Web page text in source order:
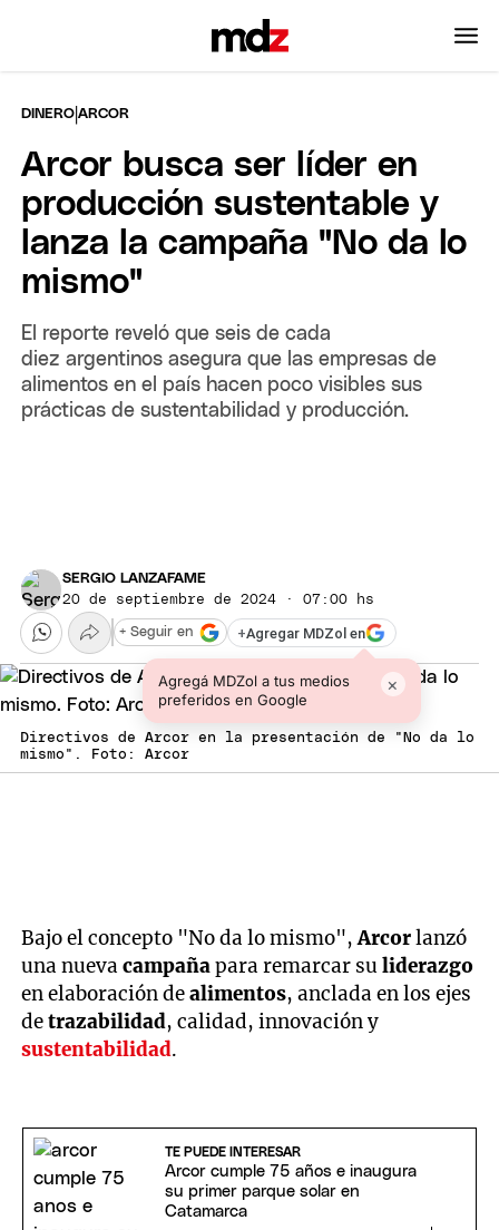
DINERO |ARCOR
Arcor busca ser líder en
producción sustentable y
lanza la campaña "No da lo
mismo"
El reporte reveló que seis de cada
diez argentinos asegura que las empresas de
alimentos en el país hacen poco visibles sus
prácticas de sustentabilidad y producción.
SERGIO LANZAFAME
20 de septiembre de 2024 · 07:00 hs
+Agregar MDZol en
Agregá MDZol a tus medios
preferidos en Google
×
+ Seguir en
Directivos de Arcor en la presentación de "No da lo
mismo". Foto: Arcor
Bajo el concepto "No da lo mismo",Arcorlanzó
una nuevacampañapara remarcar suliderazgo
en elaboración dealimentos, anclada en los ejes
detrazabilidad, calidad, innovación y
sustentabilidad.
TE PUEDE INTERESAR
Arcor cumple 75 años e inaugura
su primer parque solar en
Catamarca